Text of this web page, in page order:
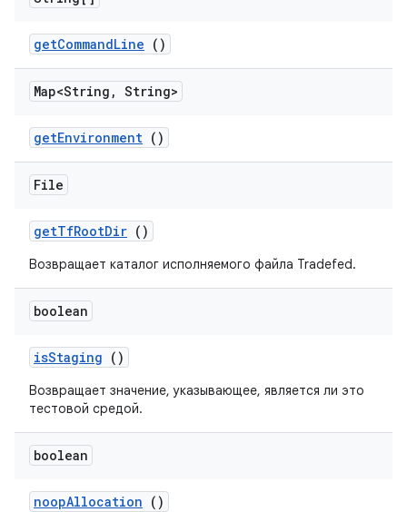
getCommandLine ()
Map<String , String>
getEnvironment ()
File
getTfRootDir ()
Возвращает каталог исполняемого файла Tradefed.
boolean
isStaging ()
Возвращает значение, указывающее, является ли это
тестовой средой.
boolean
noopAllocation ()